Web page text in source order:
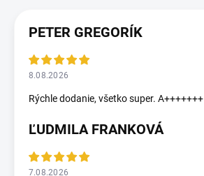
PETER GREGORÍK
8.08.2026
Rýchle dodanie, všetko super. A+++++++
ĽUDMILA FRANKOVÁ
7.08.2026